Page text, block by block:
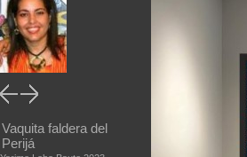
Vaquita faldera del
Perijá